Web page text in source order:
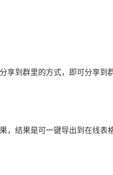
享到群里的方式，即可分享到
，结果是可一键导出到在线表